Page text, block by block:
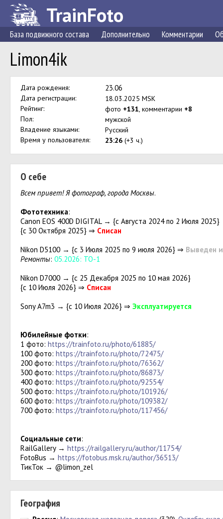
TrainFoto
База подвижного состава Дополнительно Комментарии
Limon4ik
Дата рождения: 23.06
Дата регистрации:
18.03.2025 MSK
Рейтинг:
фото +131, комментарии +8
Пол:
мужской
Владение языками:
Русский
Время у пользователя:
23:26 (+3 ч.)
О себе
Всем привет! Я фотограф, города Москвы.
Фототехника:
Canon EOS 400D DIGITAL → {с Августа 2024 по 2 Июля 2025}
{с 30 Октября 2025} ⇒ Списан
Nikon D5100 → {с 3 Июля 2025 по 9 июля 2026} ⇒ Выведен
Ремонты: 05.2026: ТО-1
Nikon D7000 → {с 25 Декабря 2025 по 10 мая 2026}
{с 10 Июля 2026} ⇒ Списан
Sony A7m3 → {c 10 Июля 2026} ⇒ Эксплуатируется
Юбилейные фотки:
1 фото: https://trainfoto.ru/photo/61885/
100 фото: https://trainfoto.ru/photo/72475/
200 фото: https://trainfoto.ru/photo/76362/
300 фото: https://trainfoto.ru/photo/86873/
400 фото: https://trainfoto.ru/photo/92554/
500 фото: https://trainfoto.ru/photo/101926/
600 фото: https://trainfoto.ru/photo/109382/
700 фото: https://trainfoto.ru/photo/117456/
Социальные сети:
RailGallery → https://railgallery.ru/author/11754/
FotoBus → https://fotobus.msk.ru/author/36513/
ТикТок → @limon_zel
География